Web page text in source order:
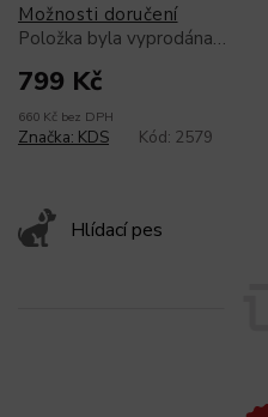
799 Kč
660 Kč bez DPH
Možnosti doručení
Položka byla vyprodána…
Hlídací pes
Značka: KDS Kód: 2579